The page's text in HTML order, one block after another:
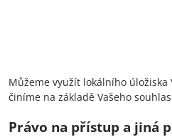
Můžeme využít lokálního úložiska
činíme na základě Vašeho
Právo na přístup a jiná